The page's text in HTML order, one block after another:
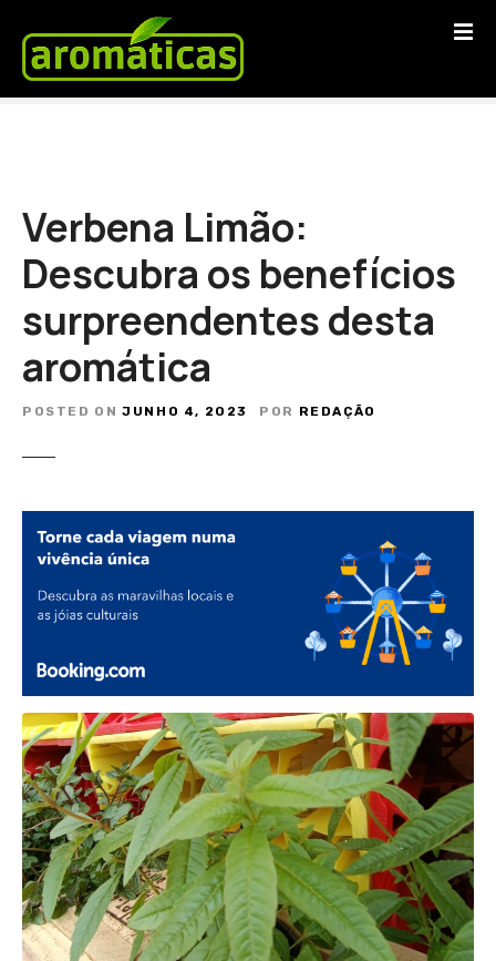
Verbena Limão:
Descubra os benefícios
surpreendentes desta
aromática
POSTED ON JUNHO 4, 2023 POR REDAÇÃO